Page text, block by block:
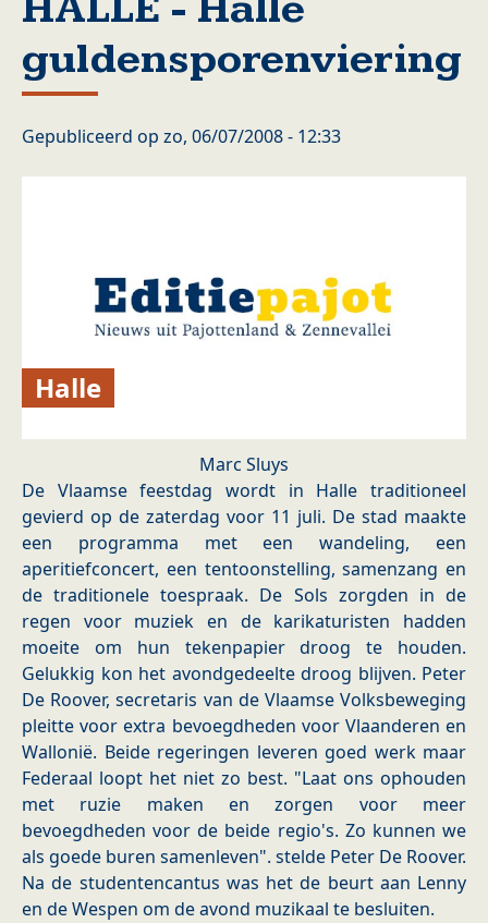
guldensporenviering
Gepubliceerd op zo, 06/07/2008 - 12:33
Halle
Marc Sluys
De Vlaamse feestdag wordt in Halle traditioneel
gevierd op de zaterdag voor 11 juli. De stad maakte
een programma met een wandeling, een
aperitiefconcert, een tentoonstelling, samenzang en
de traditionele toespraak. De Sols zorgden in de
regen voor muziek en de karikaturisten hadden
moeite om hun tekenpapier droog te houden.
Gelukkig kon het avondgedeelte droog blijven. Peter
De Roover, secretaris van de Vlaamse Volksbeweging
pleitte voor extra bevoegdheden voor Vlaanderen en
Wallonië. Beide regeringen leveren goed werk maar
Federaal loopt het niet zo best. "Laat ons ophouden
met ruzie maken en zorgen voor meer
bevoegdheden voor de beide regio's. Zo kunnen we
als goede buren samenleven". stelde Peter De Roover.
Na de studentencantus was het de beurt aan Lenny
en de Wespen om de avond muzikaal te besluiten.